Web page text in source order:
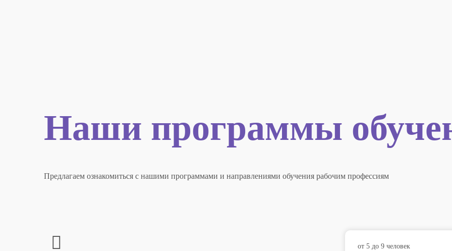
Наши программы
Предлагаем ознакомиться с нашими программами и направлениями обучения рабочим профессиям
от 5 до 9 человек